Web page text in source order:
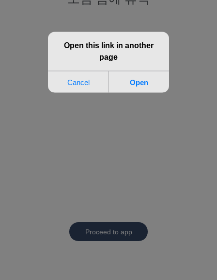
Proceed to app